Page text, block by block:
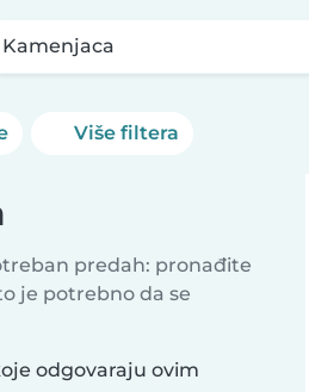
Kamenjaca
Više filtera
predah: pronađite
je potrebno da se
odgovaraju ovim